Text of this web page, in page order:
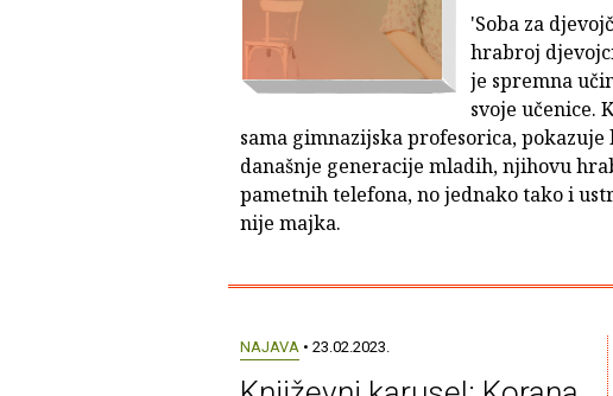
'Soba za
hrabroj
je spremna
svoje učenice.
sama gimnazijska profesorica, pokazuje
današnje generacije mladih, njihovu
pametnih telefona, no jednako tako i
nije majka.
NAJAVA• 23.02.2023.